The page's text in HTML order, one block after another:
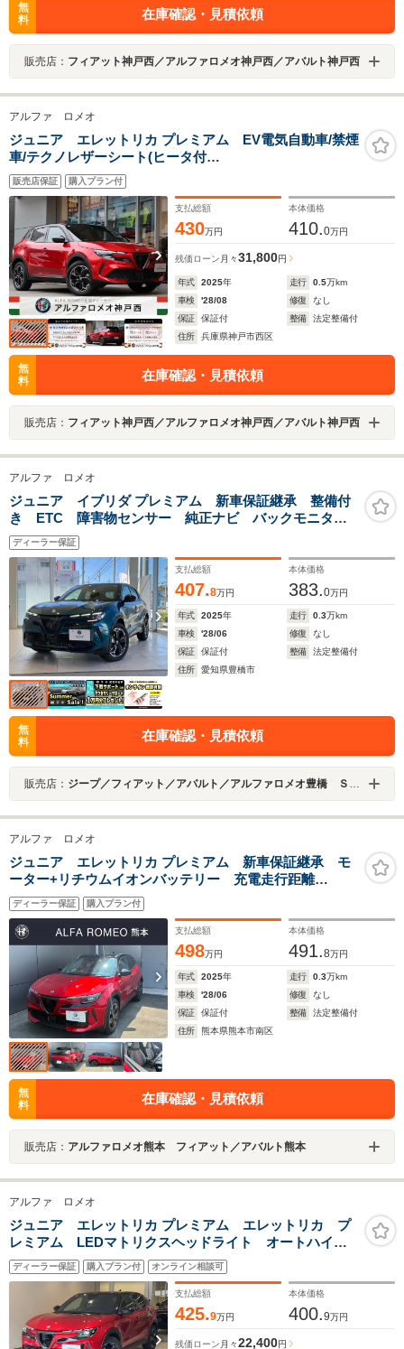
無
料
在庫確認・見積依頼
販売店： フィアット神戸西／アルファロメオ神戸西／アバルト神戸西
アルファ ロメオ
ジュニア エレットリカ プレミアム EV電気自動車/禁煙
車/テクノレザーシート(ヒータ付
き)/Carplay/AndroidAuto/Bluetooth/USB接続/Bカメラ/
パワーバックドア/クルコン/ETC/前後ドラレコ/スマホ充
電/LEDマトリックスヘッドライト/純正18アルミ
販売店保証 購入プラン付
支払総額
430万円
本体価格
410.0万円
残価ローン 月々31,800円
年式 2025年 走行 0.5万km
車検
'28/08 修復
なし
保証
保証付 整備
法定整備付
住所
兵庫県神戸市西区
無
料
在庫確認・見積依頼
販売店： フィアット神戸西／アルファロメオ神戸西／アバルト神戸西
アルファ ロメオ
ジュニア イブリダ プレミアム 新車保証継承 整備付
き ETC 障害物センサー 純正ナビ バックモニタ
ー 純正アルミホイール パワーシート Bluetooth
AppleCarplay/AndroidAuto
ディーラー保証
支払総額
407.8万円
本体価格
383.0万円
年式 2025年 走行 0.3万km
車検
'28/06 修復
なし
保証
保証付 整備
法定整備付
住所
愛知県豊橋市
無
料
在庫確認・見積依頼
販売店： ジープ／フィアット／アバルト／アルファロメオ豊橋 ＳＰＯＴｉＣＡＲセンター 中京クライスラー（株）
アルファ ロメオ
ジュニア エレットリカ プレミアム 新車保証継承 モ
ーター+リチウムイオンバッテリー 充電走行距離
494km(WLTCモード) ETC DNAドライブモード アダ
プティブクルコン コネクテッドナビ オートハイビー
ムLED バックカメラ 電動テールゲート
ディーラー保証 購入プラン付
支払総額
498万円
本体価格
491.8万円
年式 2025年 走行 0.3万km
車検
'28/06 修復
なし
保証
保証付 整備
法定整備付
住所
熊本県熊本市南区
無
料
在庫確認・見積依頼
販売店： アルファロメオ熊本 フィアット／アバルト熊本
アルファ ロメオ
ジュニア エレットリカ プレミアム エレットリカ プ
レミアム LEDマトリクスヘッドライト オートハイビ
ーム ファブリック/テクノレザーシート リアパーキン
グカメラ 衝突被害軽減ブレーキ アダプティブクルー
ズコントロール
ディーラー保証 購入プラン付 オンライン相談可
支払総額
425.9万円
本体価格
400.9万円
残価ローン 月々22,400円